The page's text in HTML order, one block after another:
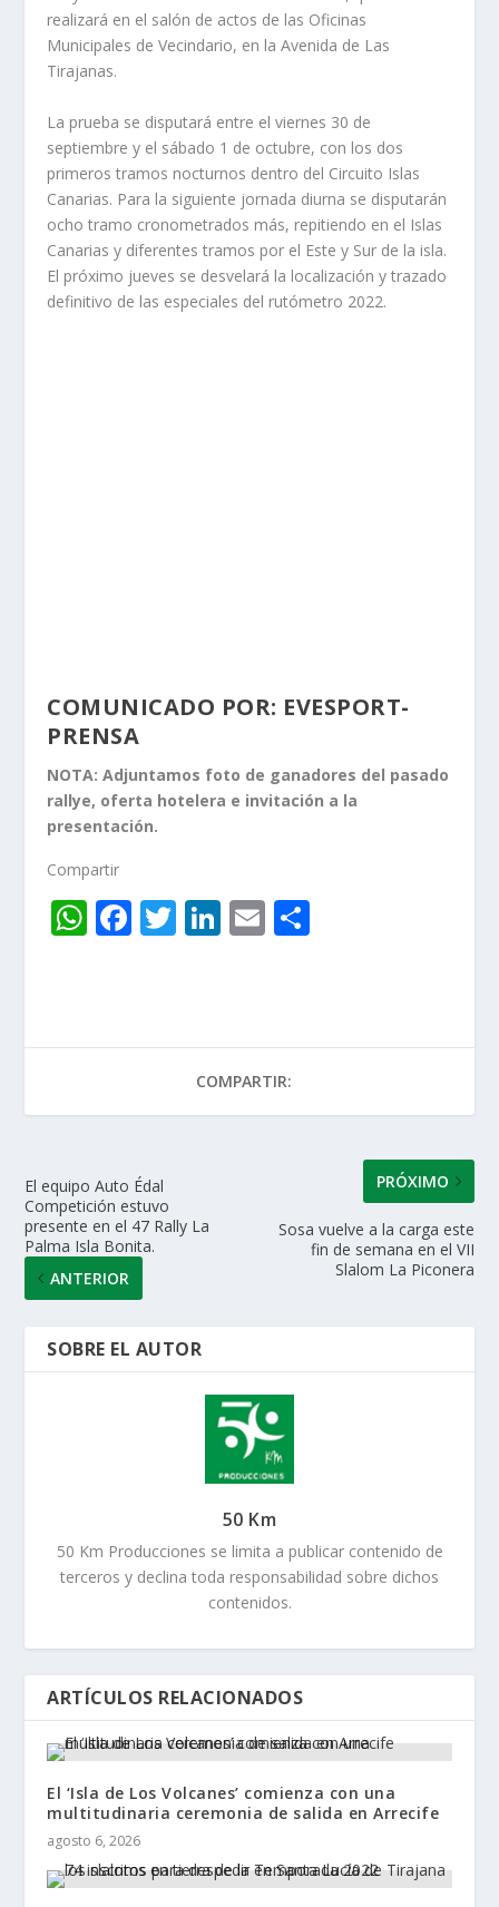
realizará en el salón de actos de las Oficinas
Municipales de Vecindario, en la Avenida de Las
Tirajanas.
La prueba se disputará entre el viernes 30 de
septiembre y el sábado 1 de octubre, con los dos
primeros tramos nocturnos dentro del Circuito Islas
Canarias. Para la siguiente jornada diurna se disputarán
ocho tramo cronometrados más, repitiendo en el Islas
Canarias y diferentes tramos por el Este y Sur de la isla.
El próximo jueves se desvelará la localización y trazado
definitivo de las especiales del rutómetro 2022.
COMUNICADO POR: EVESPORT-
PRENSA
NOTA: Adjuntamos foto de ganadores del pasado
rallye, oferta hotelera e invitación a la
presentación.
Compartir
W
A
p
F
o
k
T Li
dI
n
E
ar
r
COMPARTIR:
El equipo Auto Édal
Competición estuvo
presente en el 47 Rally La
Palma Isla Bonita.
ANTERIOR
PRÓXIMO
Sosa vuelve a la carga este
fin de semana en el VII
Slalom La Piconera
SOBRE EL AUTOR
50 Km
50 Km Producciones se limita a publicar contenido de
terceros y declina toda responsabilidad sobre dichos
contenidos.
ARTÍCULOS RELACIONADOS
El ‘Isla de Los Volcanes’ comienza con una
multitudinaria ceremonia de salida en Arrecife
agosto 6, 2026